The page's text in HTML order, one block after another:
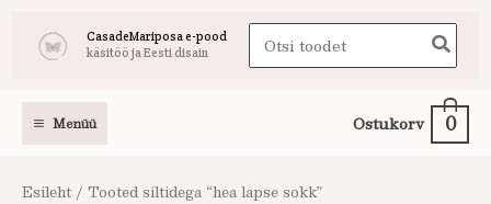
CasadeMariposa e-pood
käsitöö ja Eesti disain
Search
for:
Menüü Ostukorv 0
Esileht / Tooted siltidega “hea lapse sokk”